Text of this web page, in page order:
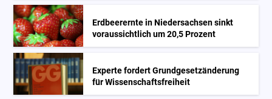
Erdbeerernte in Niedersachsen sinkt
voraussichtlich um 20,5 Prozent
Experte fordert Grundgesetzänderung
für Wissenschaftsfreiheit